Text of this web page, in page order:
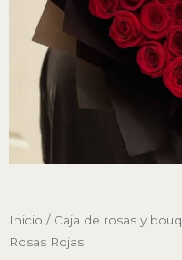
Inicio / Caja de rosas y
Rosas Rojas